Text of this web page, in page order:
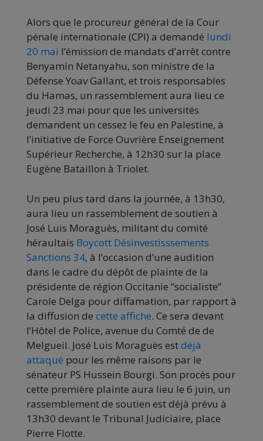
Alors que le procureur général de la Cour
pénale internationale (CPI) a demandé lundi
20 mai l’émission de mandats d’arrêt contre
Benyamin Netanyahu, son ministre de la
Défense Yoav Gallant, et trois responsables
du Hamas, un rassemblement aura lieu ce
jeudi 23 mai pour que les universités
demandent un cessez le feu en Palestine, à
l’initiative de Force Ouvrière Enseignement
Supérieur Recherche, à 12h30 sur la place
Eugène Bataillon à Triolet.
Un peu plus tard dans la journée, à 13h30,
aura lieu un rassemblement de soutien à
José Luis Moraguès, militant du comité
héraultais Boycott Désinvestisssements
Sanctions 34, à l’occasion d’une audition
dans le cadre du dépôt de plainte de la
présidente de région Occitanie ”socialiste”
Carole Delga pour diffamation, par rapport à
la diffusion de cette affiche. Ce sera devant
l’Hôtel de Police, avenue du Comté de de
Melgueil. José Luis Moraguès estdéjà
attaqué pour les même raisons par le
sénateur PS Hussein Bourgi. Son procès pour
cette première plainte aura lieu le 6 juin, un
rassemblement de soutien est déjà prévu à
13h30 devant le Tribunal Judiciaire, place
Pierre Flotte.